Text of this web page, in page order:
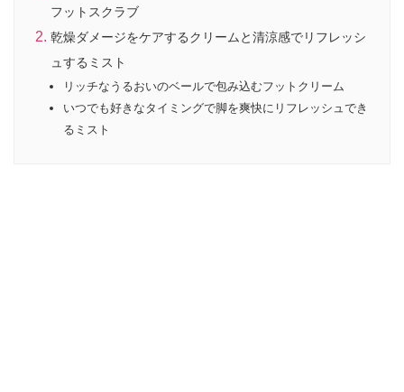
フットスクラブ
乾燥ダメージをケアするクリームと清涼感でリフレッシ
ュするミスト
リッチなうるおいのベールで包み込むフットクリーム
いつでも好きなタイミングで脚を爽快にリフレッシュでき
るミスト